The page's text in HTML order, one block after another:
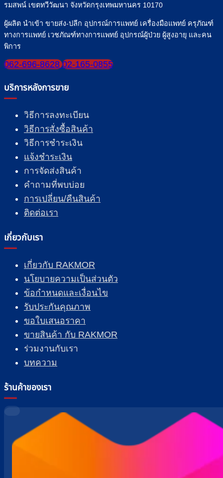
รมสพน์ เขตทวีวัฒนา จังหวัดกรุงเทพมหานคร 10170
ผู้ผลิต นำเข้า ขายส่ง-ปลีก อุปกรณ์การแพทย์ เครื่องมือแพทย์ ครุภัณฑ์
ทางการแพทย์ เวชภัณฑ์ทางการแพทย์ อุปกรณ์ผู้ป่วย ผู้สูงอายุ และคน
พิการ
062-696-8628 02-165-0855
บริการหลังการขาย
วิธีการลงทะเบียน
วิธีการสั่งซื้อสินค้า
วิธีการชำระเงิน
แจ้งชำระเงิน
การจัดส่งสินค้า
คำถามที่พบบ่อย
การเปลี่ยน/คืนสินค้า
ติดต่อเรา
เกี่ยวกับเรา
เกี่ยวกับ RAKMOR
นโยบายความเป็นส่วนตัว
ข้อกำหนดและเงื่อนไข
รับประกันคุณภาพ
ขอใบเสนอราคา
ขายสินค้า กับ RAKMOR
ร่วมงานกับเรา
บทความ
ร้านค้าของเรา